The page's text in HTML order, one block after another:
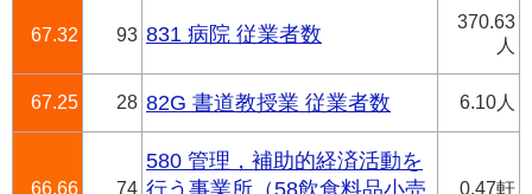
67.32 93 831 病院 従業者数
370.63
人
67.25 28 82G 書道教授業 従業者数 6.10人
66.66 74
580 管理，補助的経済活動を
行う事業所（58飲食料品小売
0.47軒